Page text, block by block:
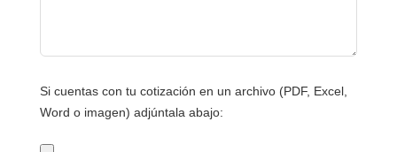
Si cuentas con tu cotización en un archivo (PDF, Excel,
Word o imagen) adjúntala abajo: